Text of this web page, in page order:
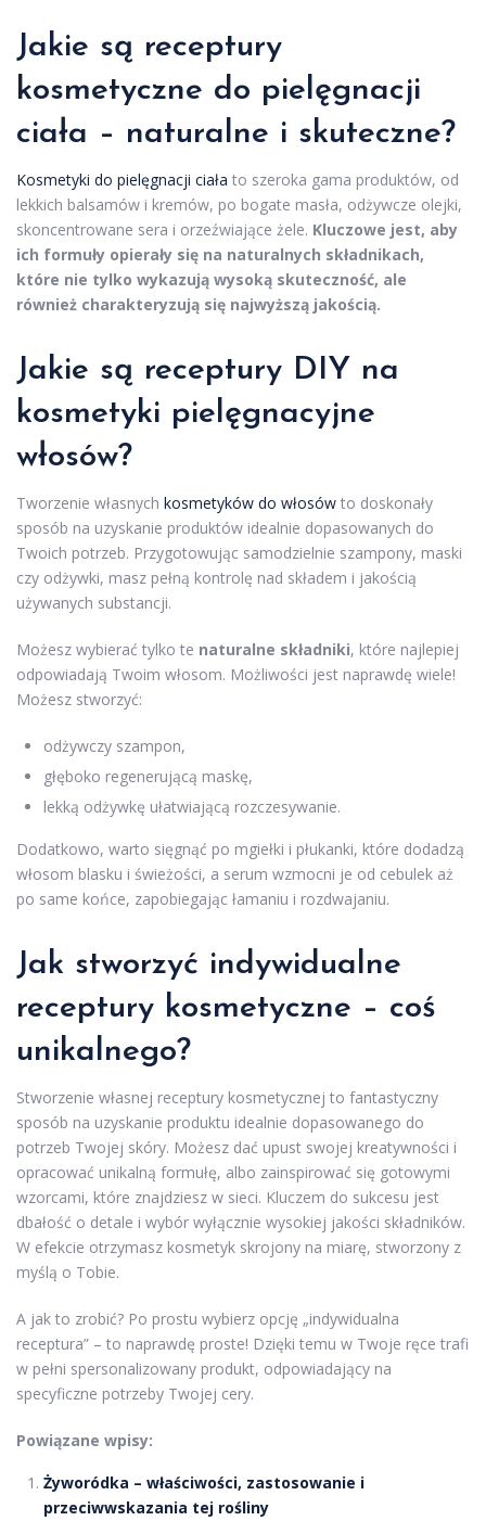
Jakie są receptury
kosmetyczne do pielęgnacji
ciała – naturalne i skuteczne?
Kosmetyki do pielęgnacji ciała to szeroka gama produktów, od
lekkich balsamów i kremów, po bogate masła, odżywcze olejki,
skoncentrowane sera i orzeźwiające żele. Kluczowe jest, aby
ich formuły opierały się na naturalnych składnikach,
które nie tylko wykazują wysoką skuteczność, ale
również charakteryzują się najwyższą jakością.
Jakie są receptury DIY na
kosmetyki pielęgnacyjne
włosów?
Tworzenie własnych kosmetyków do włosów to doskonały
sposób na uzyskanie produktów idealnie dopasowanych do
Twoich potrzeb. Przygotowując samodzielnie szampony, maski
czy odżywki, masz pełną kontrolę nad składem i jakością
używanych substancji.
Możesz wybierać tylko te naturalne składniki, które najlepiej
odpowiadają Twoim włosom. Możliwości jest naprawdę wiele!
Możesz stworzyć:
odżywczy szampon,
głęboko regenerującą maskę,
lekką odżywkę ułatwiającą rozczesywanie.
Dodatkowo, warto sięgnąć po mgiełki i płukanki, które dodadzą
włosom blasku i świeżości, a serum wzmocni je od cebulek aż
po same końce, zapobiegając łamaniu i rozdwajaniu.
Jak stworzyć indywidualne
receptury kosmetyczne – coś
unikalnego?
Stworzenie własnej receptury kosmetycznej to fantastyczny
sposób na uzyskanie produktu idealnie dopasowanego do
potrzeb Twojej skóry. Możesz dać upust swojej kreatywności i
opracować unikalną formułę, albo zainspirować się gotowymi
wzorcami, które znajdziesz w sieci. Kluczem do sukcesu jest
dbałość o detale i wybór wyłącznie wysokiej jakości składników.
W efekcie otrzymasz kosmetyk skrojony na miarę, stworzony z
myślą o Tobie.
A jak to zrobić? Po prostu wybierz opcję „indywidualna
receptura” – to naprawdę proste! Dzięki temu w Twoje ręce trafi
w pełni spersonalizowany produkt, odpowiadający na
specyficzne potrzeby Twojej cery.
Powiązane wpisy:
Żyworódka – właściwości, zastosowanie i
przeciwwskazania tej rośliny